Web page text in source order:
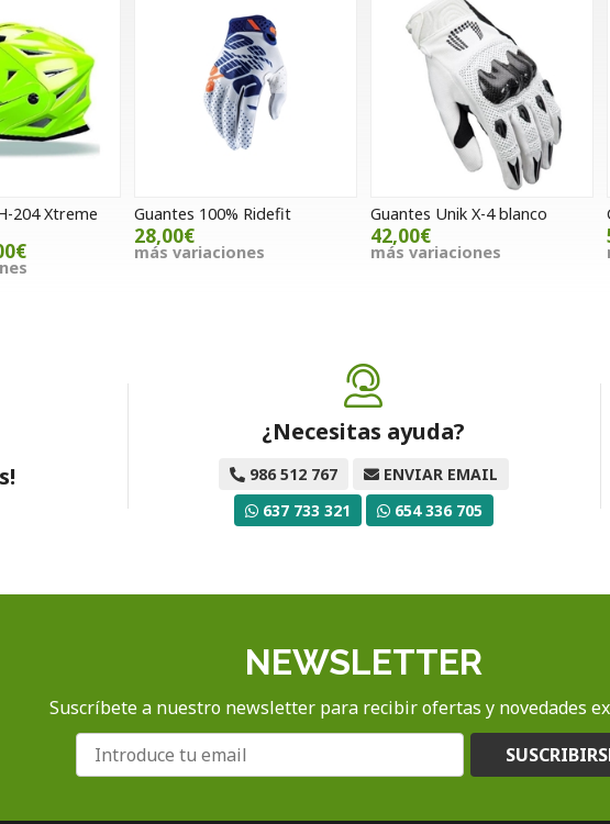
204 Xtreme Guantes 100% Ridefit
28,00€
más variaciones
Guantes Unik X-4 blanco
42,00€
más variaciones
¿Necesitas ayuda?
986 512 767
ENVIAR EMAIL
637 733 321
654 336 705
NEWSLETTER
Suscríbete a nuestro newsletter para recibir ofertas y novedades